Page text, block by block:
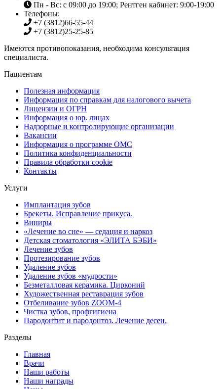
Пн - Вс: с 09:00 до 19:00; Рентген кабинет: 9:00-19:00
Телефоны:
+7 (3812)66-55-44
+7 (3812)25-25-85
Имеются противопоказания, необходима консультация
специалиста.
Пациентам
Полезная информация
Информация по справкам для налогового вычета
Лицензии и ОГРН
Информация о юр. лицах
Надзорные и контролирующие организации
Вакансии
Информация о программе ОМС
Политика конфиденциальности
Правила обработки cookie
Контакты
Услуги
Имплантация зубов
Брекеты. Исправление прикуса.
Виниры
«Лечение во сне» — седация и наркоз
Детская стоматология «ЭЛИТА БЭБИ»
Лечение зубов
Протезирование зубов
Удаление зубов
Удаление зубов «мудрости»
Безметалловая керамика. Цирконий
Художественная реставрация зубов
Отбеливание зубов ZOOM-4
Чистка зубов, профгигиена
Пародонтит и пародонтоз. Лечение десен.
Разделы
Главная
Врачи
Наши работы
Наши награды